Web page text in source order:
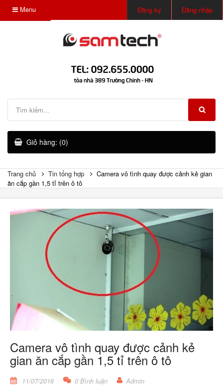
Menu Đăng ký Đăng nhập
Giỏ hàng: (0)
Trang chủ Tin tổng hợp
Camera vô tình quay được cảnh kẻ gian
ăn cắp gần 1,5 tỉ trên ô tô
Camera vô tình quay được cảnh kẻ
gian ăn cắp gần 1,5 tỉ trên ô tô
11/07/2016 0 Bình luận Admin